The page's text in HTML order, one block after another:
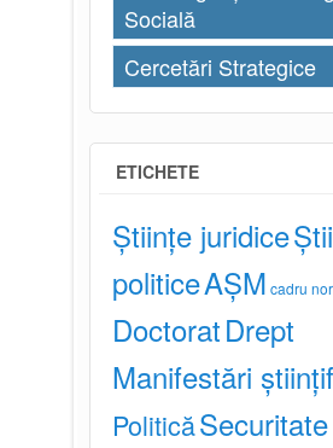
Socială
Cercetări Strategice
ETICHETE
Științe juridice
politiceAȘM cadru
DoctoratDrept
Manifestări
PoliticăSecuritate